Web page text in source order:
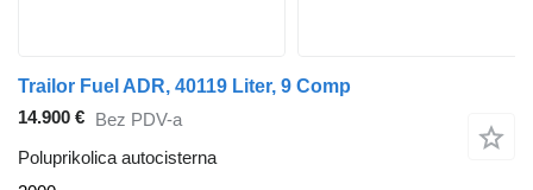
Trailor Fuel ADR, 40119 Liter, 9 Comp
14.900 € Bez PDV-a
Poluprikolica autocisterna